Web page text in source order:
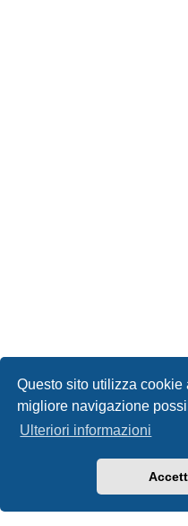
Questo sito utilizza cookie
migliore navigazione
Ulteriori informazioni